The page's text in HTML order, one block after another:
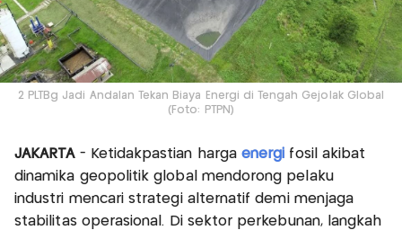
2 PLTBg Jadi Andalan Tekan Biaya Energi di Tengah Gejolak Global
(Foto: PTPN)
JAKARTA - Ketidakpastian harga energi fosil akibat
dinamika geopolitik global mendorong pelaku
industri mencari strategi alternatif demi menjaga
stabilitas operasional. Di sektor perkebunan, langkah